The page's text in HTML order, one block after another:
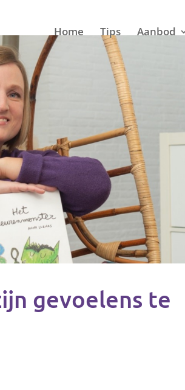
Home Tips Aanbod
gevoelens te